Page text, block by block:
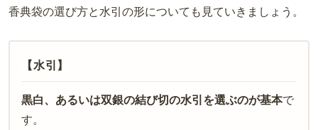
香典袋の選び方と水引の形についても見ていきましょう。
【水引】
黒白、あるいは双銀の結び切の水引を選ぶのが基本で
す。